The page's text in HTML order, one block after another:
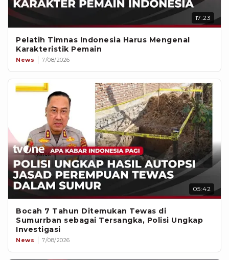
17:23
Pelatih Timnas Indonesia Harus Mengenal
Karakteristik Pemain
News 7/08/2026
05:42
Bocah 7 Tahun Ditemukan Tewas di
Sumurrban sebagai Tersangka, Polisi Ungkap
Investigasi
News 7/08/2026